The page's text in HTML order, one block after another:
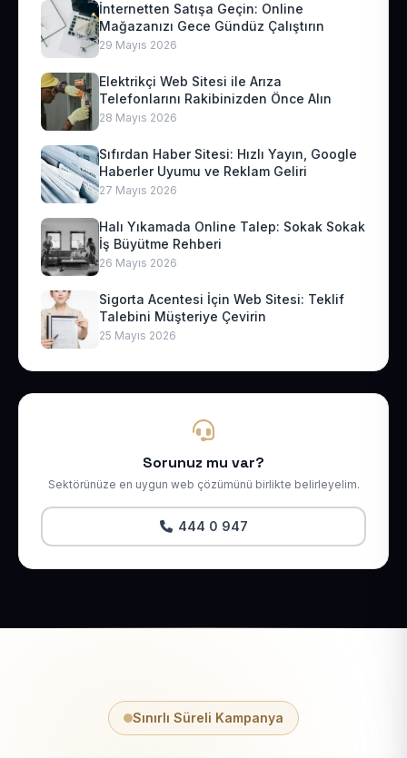
İnternetten Satışa Geçin: Online
Mağazanızı Gece Gündüz Çalıştırın
29 Mayıs 2026
Elektrikçi Web Sitesi ile Arıza
Telefonlarını Rakibinizden Önce Alın
28 Mayıs 2026
Sıfırdan Haber Sitesi: Hızlı Yayın, Google
Haberler Uyumu ve Reklam Geliri
27 Mayıs 2026
Halı Yıkamada Online Talep: Sokak Sokak
İş Büyütme Rehberi
26 Mayıs 2026
Sigorta Acentesi İçin Web Sitesi: Teklif
Talebini Müşteriye Çevirin
25 Mayıs 2026
Sorunuz mu var?
Sektörünüze en uygun web çözümünü birlikte belirleyelim.
444 0 947
Sınırlı Süreli Kampanya